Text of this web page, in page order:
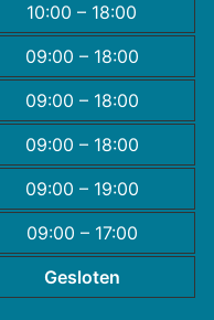
10:00 – 18:00
09:00 – 18:00
09:00 – 18:00
09:00 – 18:00
09:00 – 19:00
09:00 – 17:00
Gesloten